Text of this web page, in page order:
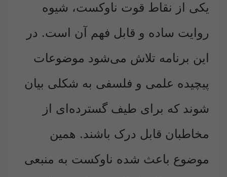
یکی از نقاط قوت ناوکست، شیوه
روایت ساده و قابل فهم آن است. در
این برنامه تلاش می‌شود موضوعات
پیچیده علمی و فلسفی به شکلی بیان
شوند که برای طیف گسترده‌ای از
مخاطبان قابل درک باشند. همین
موضوع باعث شده ناوکست به منبعی